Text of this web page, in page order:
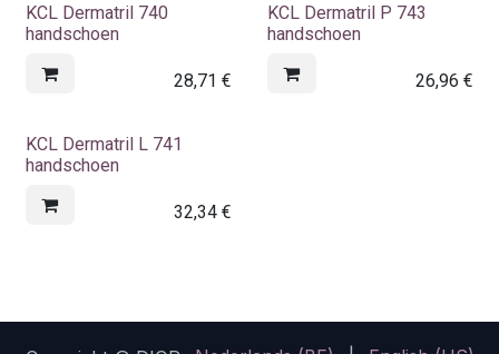
KCL Dermatril 740
handschoen
28,71 €
KCL Dermatril P 743
handschoen
26,96 €
KCL Dermatril L 741
handschoen
32,34€